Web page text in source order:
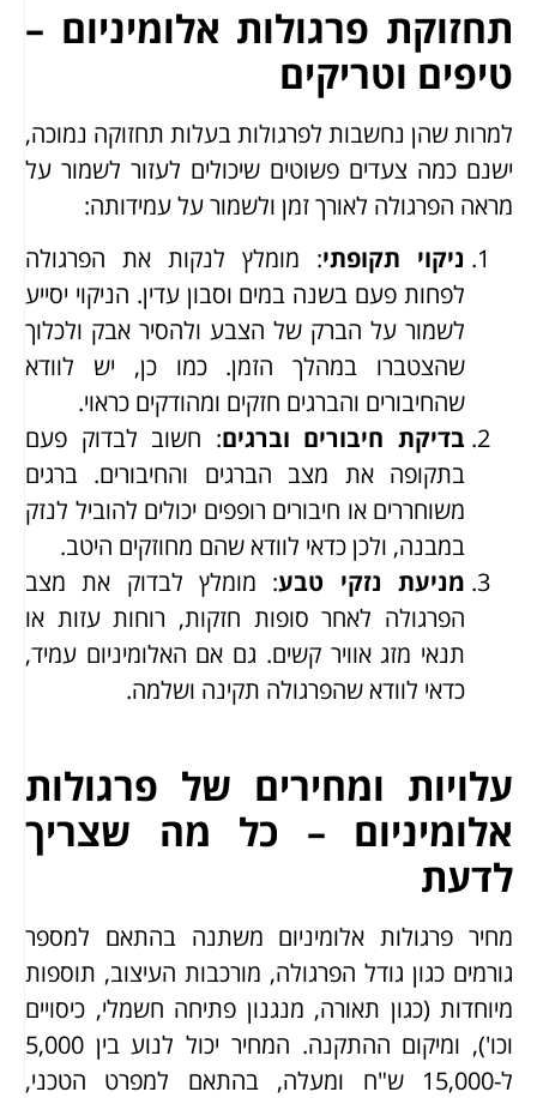
תחזוקת פרגולות אלומיניום –
טיפים וטריקים
למרות שהן נחשבות לפרגולות בעלות תחזוקה נמוכה,
ישנם כמה צעדים פשוטים שיכולים לעזור לשמור על
מראה הפרגולה לאורך זמן ולשמור על עמידותה:
ניקוי תקופתי: מומלץ לנקות את הפרגולה
לפחות פעם בשנה במים וסבון עדין. הניקוי יסייע
לשמור על הברק של הצבע ולהסיר אבק ולכלוך
שהצטברו במהלך הזמן. כמו כן, יש לוודא
שהחיבורים והברגים חזקים ומהודקים כראוי.
בדיקת חיבורים וברגים: חשוב לבדוק פעם
בתקופה את מצב הברגים והחיבורים. ברגים
משוחררים או חיבורים רופפים יכולים להוביל לנזק
במבנה, ולכן כדאי לוודא שהם מחוזקים היטב.
מניעת נזקי טבע: מומלץ לבדוק את מצב
הפרגולה לאחר סופות חזקות, רוחות עזות או
תנאי מזג אוויר קשים. גם אם האלומיניום עמיד,
כדאי לוודא שהפרגולה תקינה ושלמה.
עלויות ומחירים של פרגולות
אלומיניום – כל מה שצריך
לדעת
מחיר פרגולות אלומיניום משתנה בהתאם למספר
גורמים כגון גודל הפרגולה, מורכבות העיצוב, תוספות
מיוחדות (כגון תאורה, מנגנון פתיחה חשמלי, כיסויים
וכו'), ומיקום ההתקנה. המחיר יכול לנוע בין 5,000
ל-15,000 ש"ח ומעלה, בהתאם למפרט הטכני,